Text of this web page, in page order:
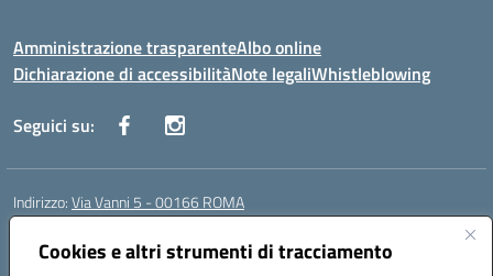
Cookies e altri strumenti di tracciamento
Amministrazione trasparenteAlbo online
Dichiarazione di accessibilitàNote legaliWhistleblowing
Seguici su:
Indirizzo:Via Vanni 5 - 00166 ROMA
Centralino:
Posta elettronica certificata (PEC):RMIC86500P@pec.istruzione.it